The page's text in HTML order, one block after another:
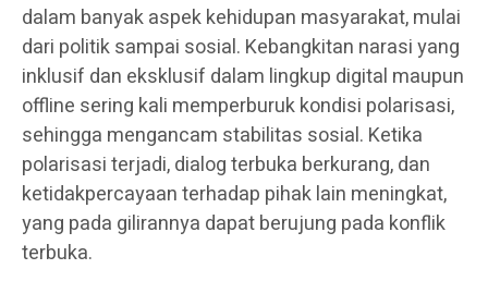
dalam banyak aspek kehidupan masyarakat, mulai
dari politik sampai sosial. Kebangkitan narasi yang
inklusif dan eksklusif dalam lingkup digital maupun
offline sering kali memperburuk kondisi polarisasi,
sehingga mengancam stabilitas sosial. Ketika
polarisasi terjadi, dialog terbuka berkurang, dan
ketidakpercayaan terhadap pihak lain meningkat,
yang pada gilirannya dapat berujung pada konflik
terbuka.